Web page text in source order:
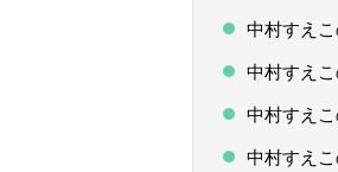
中村すえ
中村すえ
中村すえ
中村すえ